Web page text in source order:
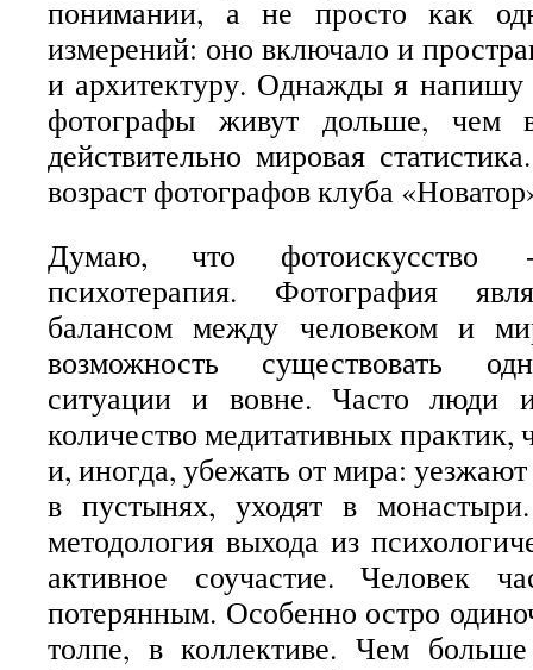
понимании, а не просто как
измерений: оно включало и
и архитектуру. Однажды я
фотографы живут дольше, чем
действительно мировая
возраст фотографов клуба
Думаю, что фотоискусство
психотерапия. Фотография
балансом между человеком и
возможность существовать
ситуации и вовне. Часто люди
количество медитативных практик,
и, иногда, убежать от мира:
в пустынях, уходят в
методология выхода из
активное соучастие. Человек
потерянным. Особенно остро
толпе, в коллективе. Чем